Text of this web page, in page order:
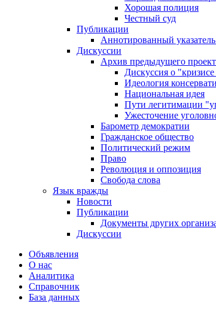
Хорошая полиция
Честный суд
Публикации
Аннотированный
Дискуссии
Архив предыдущего
Дискуссия о
Идеология
Национальная идея
Пути легитимации
Ужесточение
Барометр демократии
Гражданское общество
Политический режим
Право
Революция и оппозиция
Свобода слова
Язык вражды
Новости
Публикации
Документы других
Дискуссии
Объявления
О нас
Аналитика
Справочник
База данных